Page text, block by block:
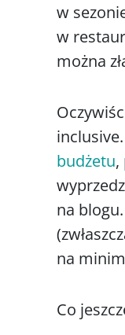
w
w
można
budżetu,
na
na
Co